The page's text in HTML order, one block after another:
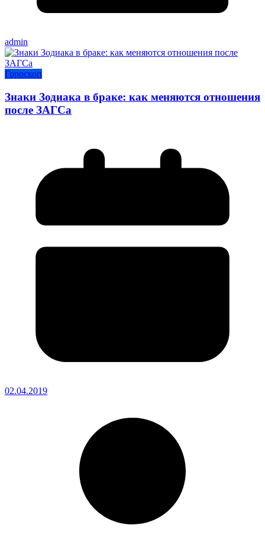
admin
Гороскоп
Знаки Зодиака в браке: как меняются отношения
после ЗАГСа
02.04.2019